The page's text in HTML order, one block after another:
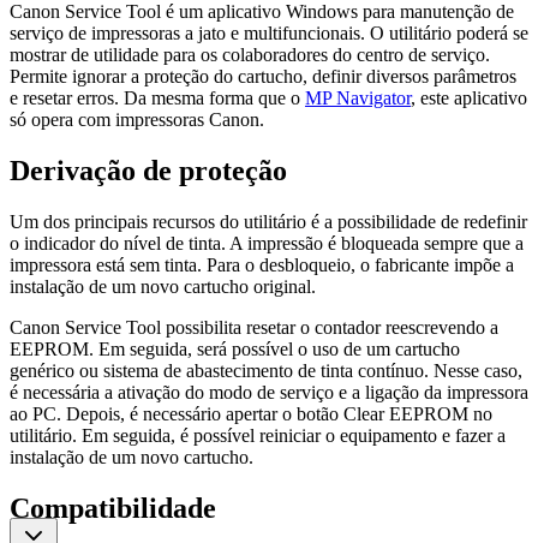
Canon Service Tool é um aplicativo Windows para manutenção de
serviço de impressoras a jato e multifuncionais. O utilitário poderá se
mostrar de utilidade para os colaboradores do centro de serviço.
Permite ignorar a proteção do cartucho, definir diversos parâmetros
e resetar erros. Da mesma forma que o MP Navigator, este aplicativo
só opera com impressoras Canon.
Derivação de proteção
Um dos principais recursos do utilitário é a possibilidade de redefinir
o indicador do nível de tinta. A impressão é bloqueada sempre que a
impressora está sem tinta. Para o desbloqueio, o fabricante impõe a
instalação de um novo cartucho original.
Canon Service Tool possibilita resetar o contador reescrevendo a
EEPROM. Em seguida, será possível o uso de um cartucho
genérico ou sistema de abastecimento de tinta contínuo. Nesse caso,
é necessária a ativação do modo de serviço e a ligação da impressora
ao PC. Depois, é necessário apertar o botão Clear EEPROM no
utilitário. Em seguida, é possível reiniciar o equipamento e fazer a
instalação de um novo cartucho.
Compatibilidade